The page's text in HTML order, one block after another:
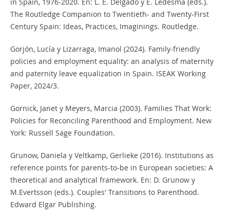
The Routledge Companion to Twentieth- and Twenty-First
Century Spain: Ideas, Practices, Imaginings. Routledge.
Gorjón, Lucía y Lizarraga, Imanol (2024). Family-friendly
policies and employment equality: an analysis of maternity
and paternity leave equalization in Spain. ISEAK Working
Paper, 2024/3.
Gornick, Janet y Meyers, Marcia (2003). Families That Work:
Policies for Reconciling Parenthood and Employment. New
York: Russell Sage Foundation.
Grunow, Daniela y Veltkamp, Gerlieke (2016). Institutions as
reference points for parents-to-be in European societies: A
theoretical and analytical framework. En: D. Grunow y
M.Evertsson (eds.). Couples' Transitions to Parenthood.
Edward Elgar Publishing.